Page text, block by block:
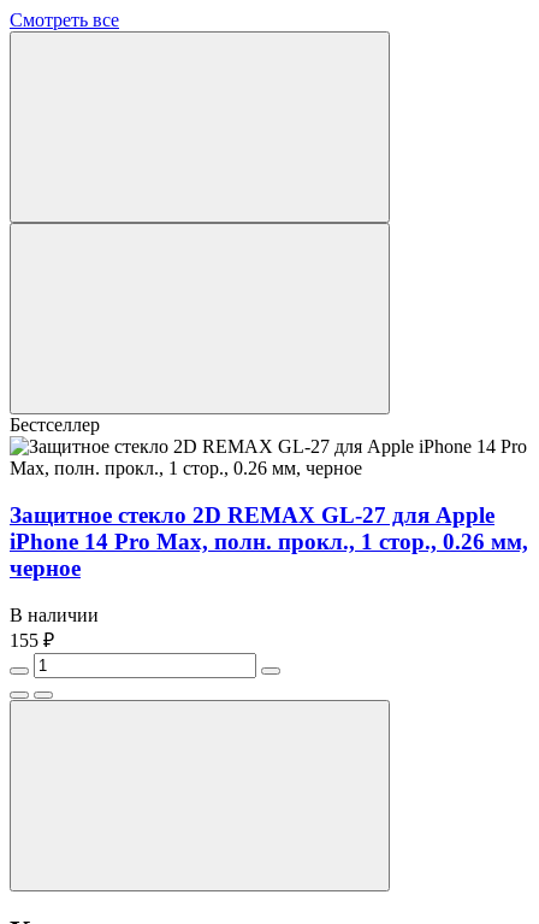
Смотреть все
Бестселлер
Защитное стекло 2D REMAX GL-27 для Apple
iPhone 14 Pro Max, полн. прокл., 1 стор., 0.26 мм,
черное
В наличии
155 ₽